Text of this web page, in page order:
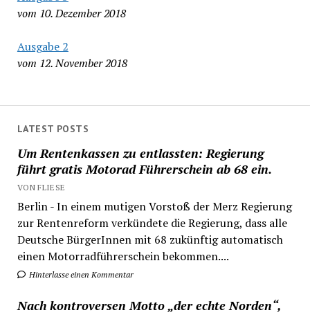
vom 10. Dezember 2018
Ausgabe 2
vom 12. November 2018
LATEST POSTS
Um Rentenkassen zu entlassten: Regierung
führt gratis Motorad Führerschein ab 68 ein.
VON FLIESE
Berlin - In einem mutigen Vorstoß der Merz Regierung
zur Rentenreform verkündete die Regierung, dass alle
Deutsche BürgerInnen mit 68 zukünftig automatisch
einen Motorradführerschein bekommen....
Hinterlasse einen Kommentar
Nach kontroversen Motto „der echte Norden“,